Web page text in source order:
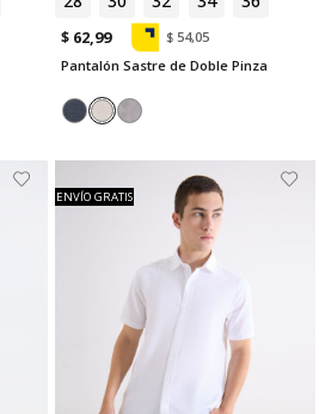
$ 62,99
$ 54,05
Pantalón Sastre de Doble Pinza
ENVÍO GRATIS